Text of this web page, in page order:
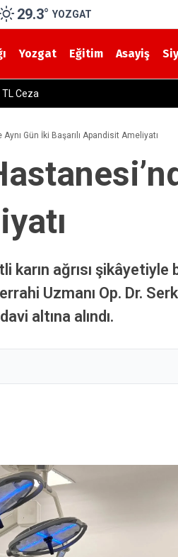
29.3° YOZGAT
Yozgat Eğitim Asayiş
Ağustos Cumartesi Hava Nasıl
Gün İki Başarılı Apandisit Ameliyatı
karın ağrısı
Uzmanı Op. Dr.
altına alındı.